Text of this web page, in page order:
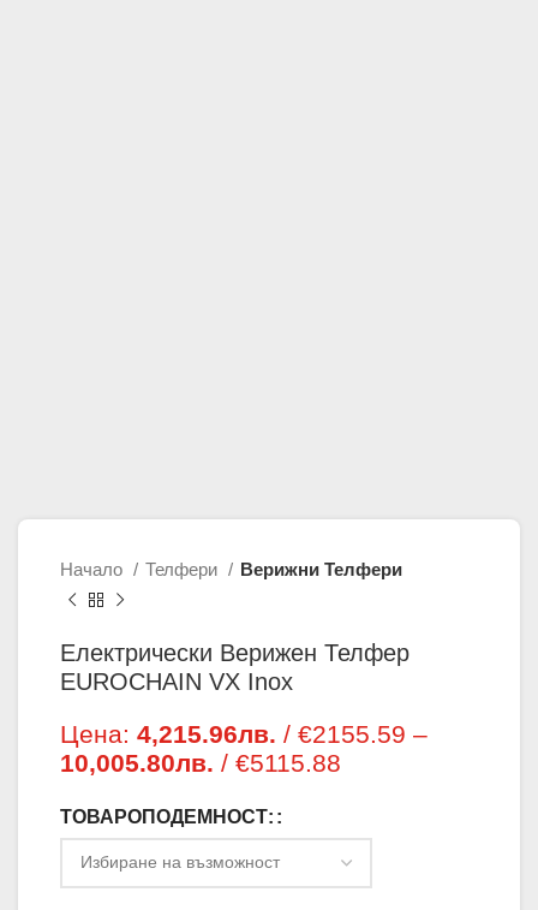
Начало Телфери Верижни Телфери
Електрически Верижен Телфер
EUROCHAIN VX Inox
Цена: 4,215.96лв. / €2155.59 –
10,005.80лв. / €5115.88
through
ТОВАРОПОДЕМНОСТ: